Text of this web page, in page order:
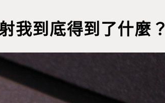
我到底得到了什麼？